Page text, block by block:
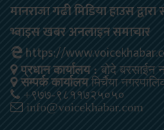
मानराजा गढी मिडिया हाउस द्वारा
भ्वाइस खबर अनलाइन समाचार
https://
प्रधान कार्यालय : बोदे बरसाईन
सम्पर्क कार्यालयमिर्चैया
+९७७-९८११७२५०५०
info@voicekhabar.com